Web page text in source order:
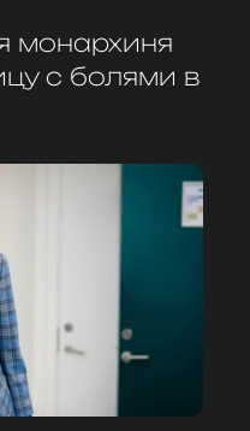
монархиня
с болями в